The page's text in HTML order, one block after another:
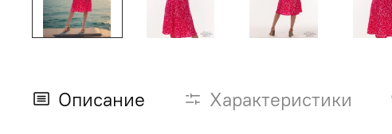
Описание Характеристики